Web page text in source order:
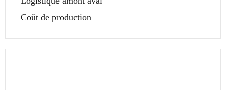
Coût de production